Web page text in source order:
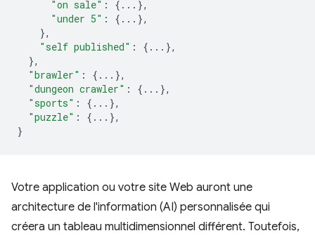
"on sale" :
{...},
"under 5" :
{...},
},
"self published" :
{...},
},
"brawler" :
{...},
"dungeon crawler" :
{...},
"sports" :
{...},
"puzzle" :
{...},
}
Votre application ou votre site Web auront une
architecture de l'information (AI) personnalisée qui
créera un tableau multidimensionnel différent. Toutefois,